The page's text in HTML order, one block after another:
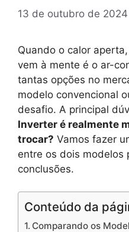
13 de outubro de 2024
Quando o calor
vem à mente é o ar-
tantas opções no
modelo convencional
desafio. A principal
Inverter é realmente
trocar? Vamos fazer
entre os dois modelos
conclusões.
Conteúdo da
Comparando os